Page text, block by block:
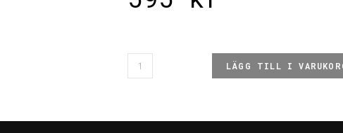
LÄGG TILL I